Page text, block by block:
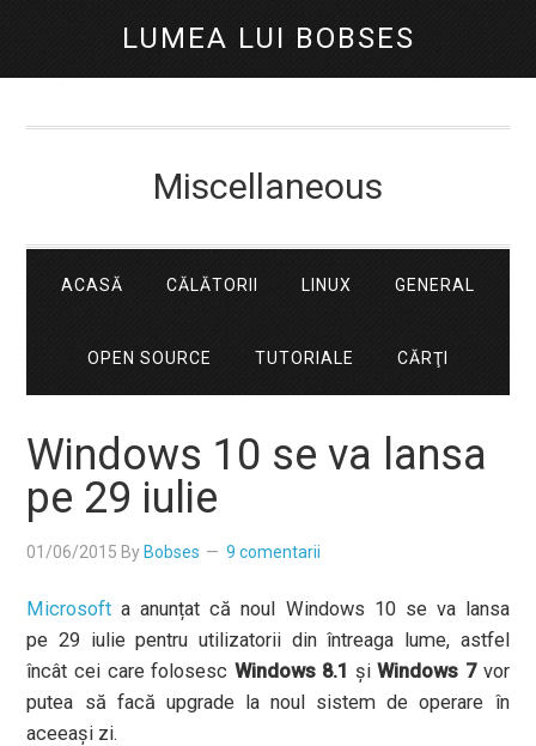
LUMEA LUI BOBSES
Miscellaneous
ACASĂ CĂLĂTORII LINUX GENERAL
OPEN SOURCE TUTORIALE CĂRŢI
Windows 10 se va lansa
pe 29 iulie
01/06/2015 By Bobses 9 comentarii
Microsoft a anunțat că noul Windows 10 se va lansa
pe 29 iulie pentru utilizatorii din întreaga lume, astfel
încât cei care folosesc Windows 8.1 șiWindows 7vor
putea să facă upgrade la noul sistem de operare în
aceeași zi.